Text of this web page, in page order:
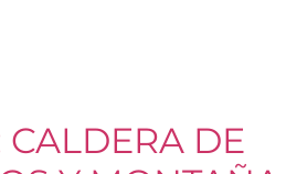
CALDERA DE